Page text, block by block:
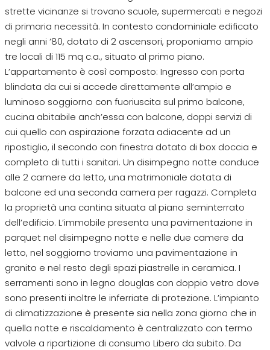
strette vicinanze si trovano scuole, supermercati e negozi
di primaria necessità. In contesto condominiale edificato
negli anni ‘80, dotato di 2 ascensori, proponiamo ampio
tre locali di 115 mq c.a., situato al primo piano.
L’appartamento è così composto: Ingresso con porta
blindata da cui si accede direttamente all’ampio e
luminoso soggiorno con fuoriuscita sul primo balcone,
cucina abitabile anch’essa con balcone, doppi servizi di
cui quello con aspirazione forzata adiacente ad un
ripostiglio, il secondo con finestra dotato di box doccia e
completo di tutti i sanitari. Un disimpegno notte conduce
alle 2 camere da letto, una matrimoniale dotata di
balcone ed una seconda camera per ragazzi. Completa
la proprietà una cantina situata al piano seminterrato
dell’edificio. L’immobile presenta una pavimentazione in
parquet nel disimpegno notte e nelle due camere da
letto, nel soggiorno troviamo una pavimentazione in
granito e nel resto degli spazi piastrelle in ceramica. I
serramenti sono in legno douglas con doppio vetro dove
sono presenti inoltre le inferriate di protezione. L’impianto
di climatizzazione è presente sia nella zona giorno che in
quella notte e riscaldamento è centralizzato con termo
valvole a ripartizione di consumo Libero da subito. Da